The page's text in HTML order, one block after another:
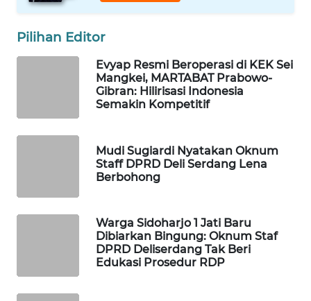
Pilihan Editor
Evyap Resmi Beroperasi di KEK Sei
Mangkei, MARTABAT Prabowo-
Gibran: Hilirisasi Indonesia
Semakin Kompetitif
Mudi Sugiardi Nyatakan Oknum
Staff DPRD Deli Serdang Lena
Berbohong
Warga Sidoharjo 1 Jati Baru
Dibiarkan Bingung: Oknum Staf
DPRD Deliserdang Tak Beri
Edukasi Prosedur RDP
KOPEKLIN
FORWAMKI
SITUNGIR
NEWS